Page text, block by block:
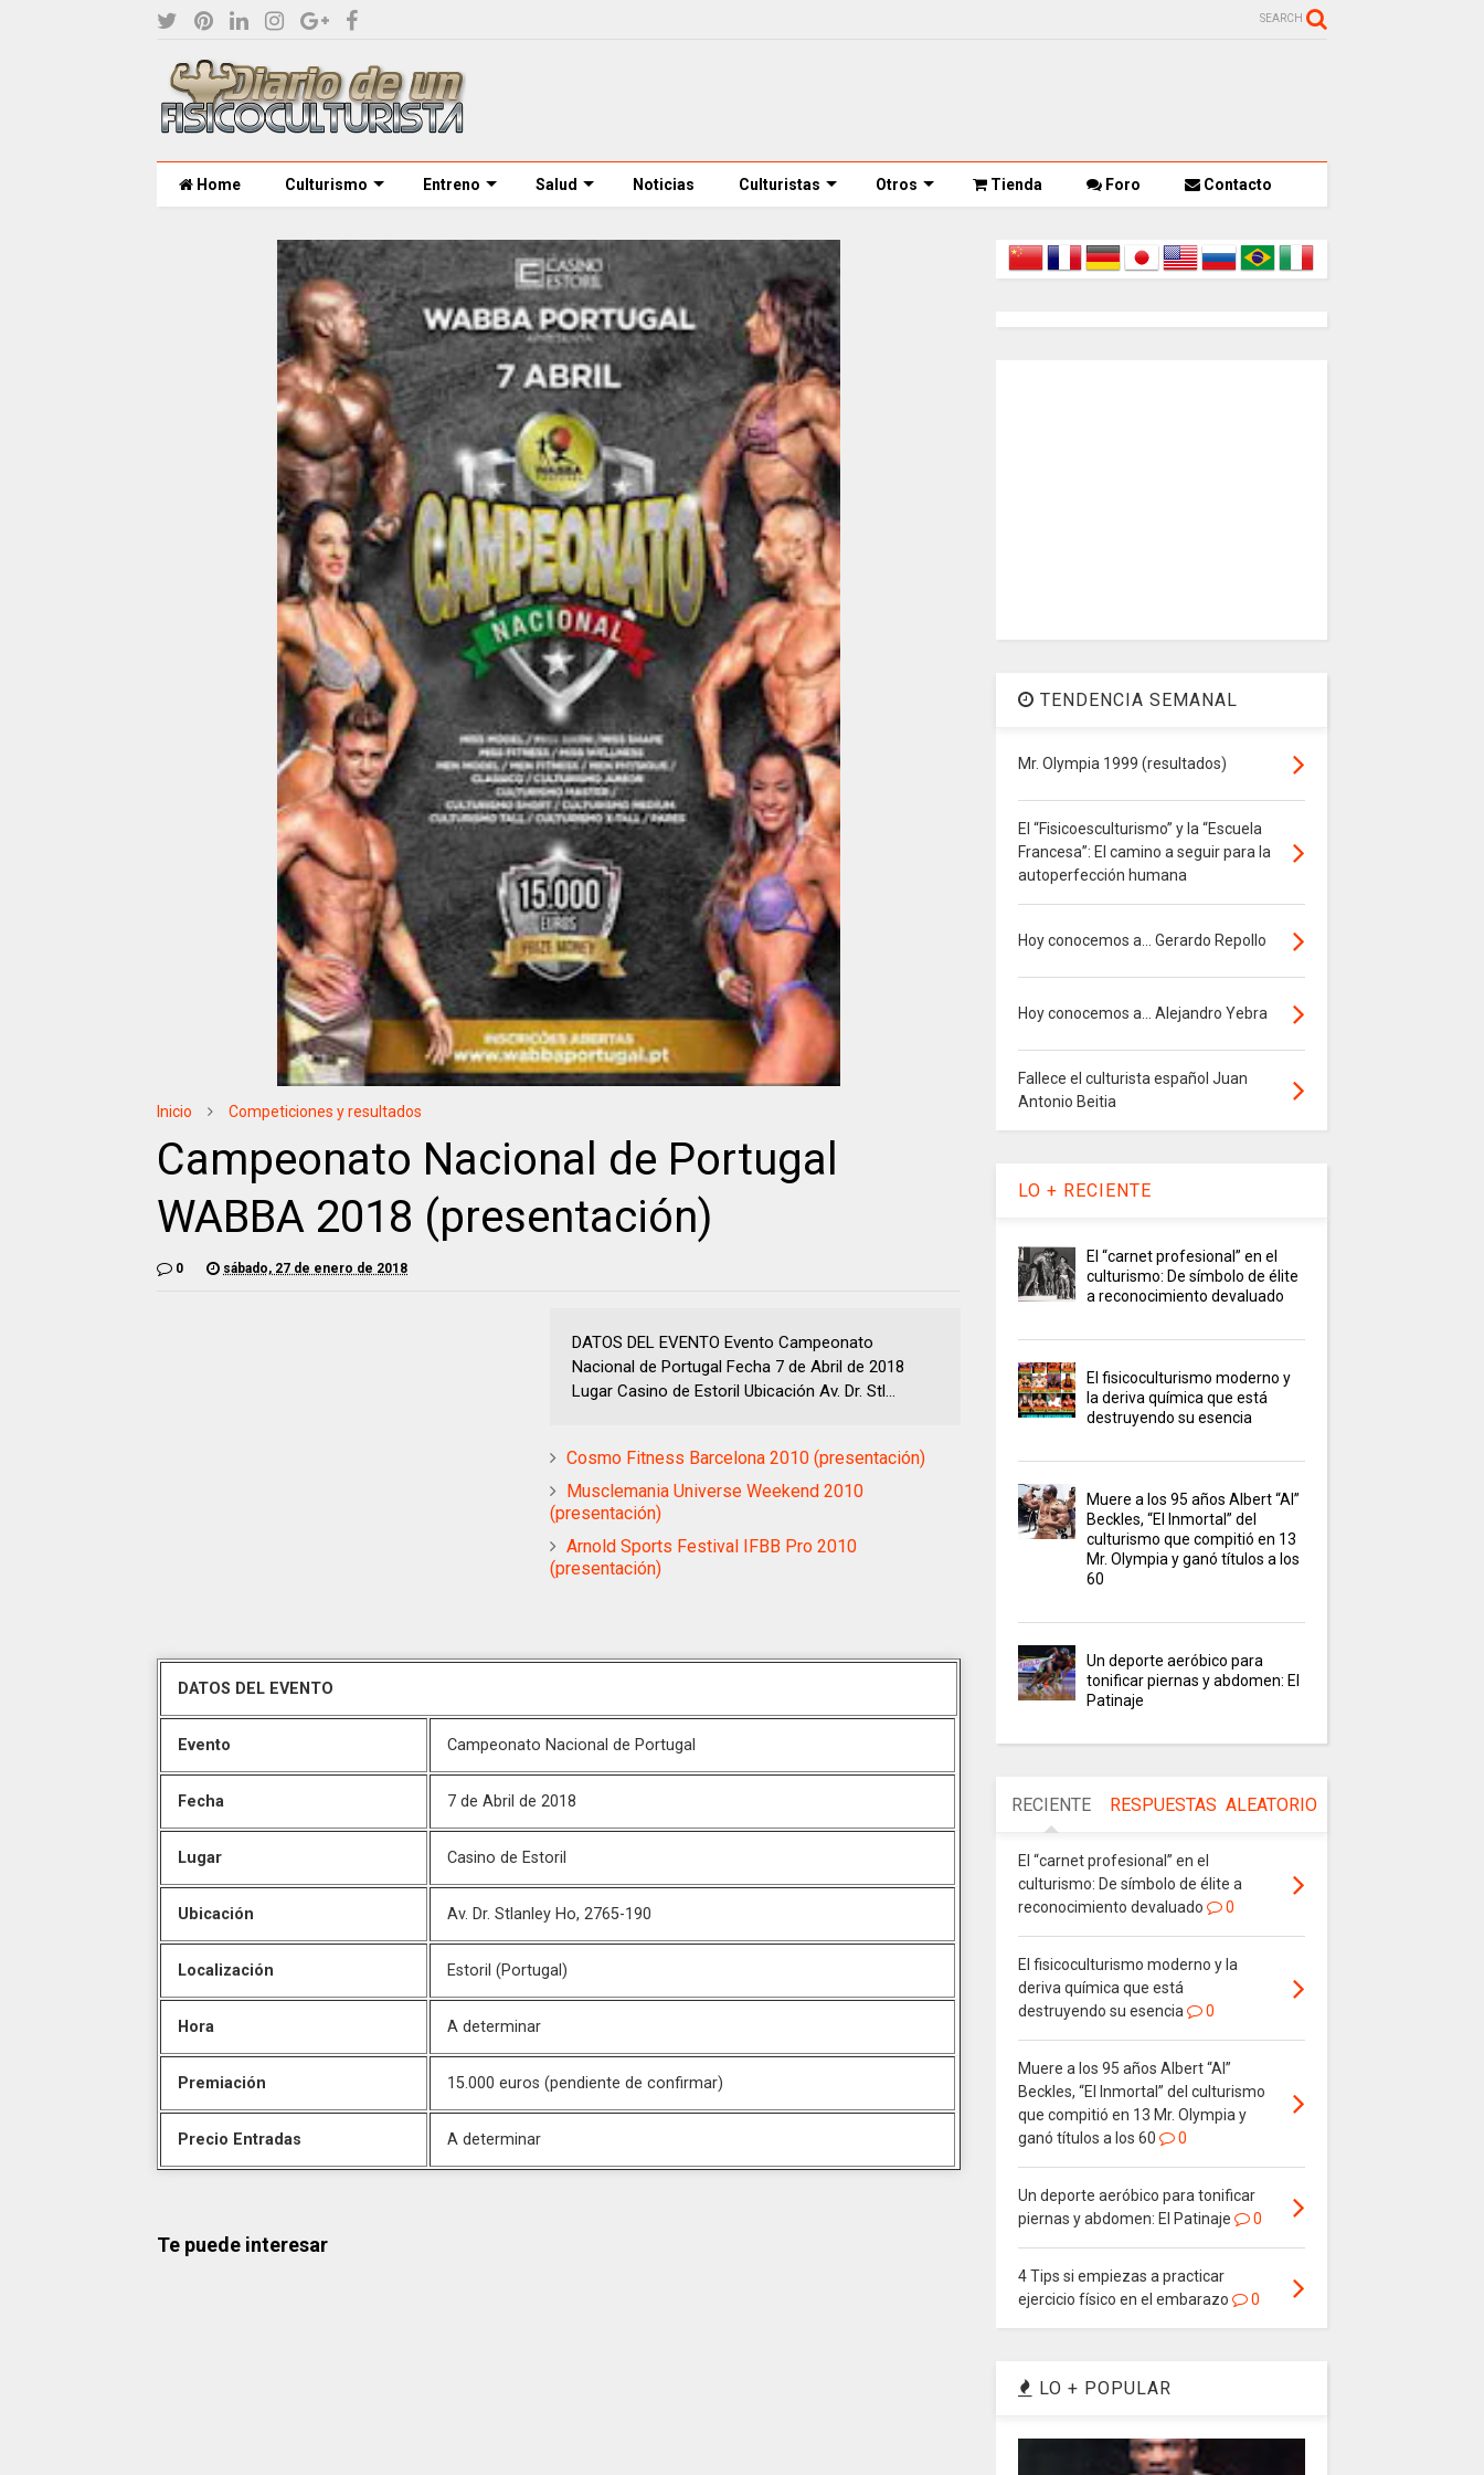
SEARCH
Home Culturismo Entreno Salud Noticias Culturistas Otros Tienda Foro Contacto
Inicio Competiciones y resultados
Campeonato Nacional de Portugal
WABBA 2018 (presentación)
0 sábado, 27 de enero de 2018
DATOS DEL EVENTO Evento Campeonato
Nacional de Portugal Fecha 7 de Abril de 2018
Lugar Casino de Estoril Ubicación Av. Dr. Stl...
Cosmo Fitness Barcelona 2010 (presentación)
Musclemania Universe Weekend 2010
(presentación)
Arnold Sports Festival IFBB Pro 2010
(presentación)
DATOS DEL EVENTO
Evento Campeonato Nacional de Portugal
Fecha 7 de Abril de 2018
Lugar Casino de Estoril
Ubicación Av. Dr. Stlanley Ho, 2765-190
Localización Estoril (Portugal)
Hora A determinar
Premiación 15.000 euros (pendiente de confirmar)
Precio Entradas A determinar
Te puede interesar
TENDENCIA SEMANAL
Mr. Olympia 1999 (resultados)
El “Fisicoesculturismo” y la “Escuela
Francesa”: El camino a seguir para la
autoperfección humana
Hoy conocemos a... Gerardo Repollo
Hoy conocemos a... Alejandro Yebra
Fallece el culturista español Juan
Antonio Beitia
LO + RECIENTE
El “carnet profesional” en el
culturismo: De símbolo de élite
a reconocimiento devaluado
El fisicoculturismo moderno y
la deriva química que está
destruyendo su esencia
Muere a los 95 años Albert “Al”
Beckles, “El Inmortal” del
culturismo que compitió en 13
Mr. Olympia y ganó títulos a los
60
Un deporte aeróbico para
tonificar piernas y abdomen: El
Patinaje
RECIENTE RESPUESTAS ALEATORIO
El “carnet profesional” en el
culturismo: De símbolo de élite a
reconocimiento devaluado
0
El fisicoculturismo moderno y la
deriva química que está
destruyendo su esencia
0
Muere a los 95 años Albert “Al”
Beckles, “El Inmortal” del culturismo
que compitió en 13 Mr. Olympia y
ganó títulos a los 60
0
Un deporte aeróbico para tonificar
piernas y abdomen: El Patinaje
0
4 Tips si empiezas a practicar
ejercicio físico en el embarazo
0
LO + POPULAR